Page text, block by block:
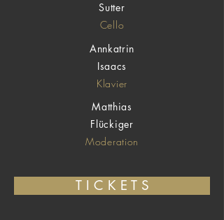
Sutter
Cello
Annkatrin
Isaacs
Klavier
Matthias
Flückiger
Moderation
T I C K E T S